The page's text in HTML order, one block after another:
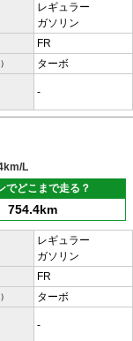
レギュラー
ガソリン
FR
ターボ
-
L
でどこまで走る？
754.4km
レギュラー
ガソリン
FR
ターボ
-